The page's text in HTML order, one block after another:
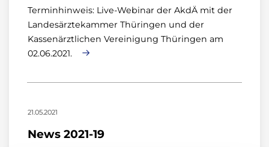
Terminhinweis: Live-Webinar der AkdÄ mit der
Landesärztekammer Thüringen und der
Kassenärztlichen Vereinigung Thüringen am
02.06.2021.
21.05.2021
News 2021-19